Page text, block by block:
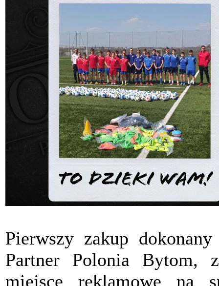
Pierwszy zakup
Partner Polonia Bytom,
miejsce reklamowe na